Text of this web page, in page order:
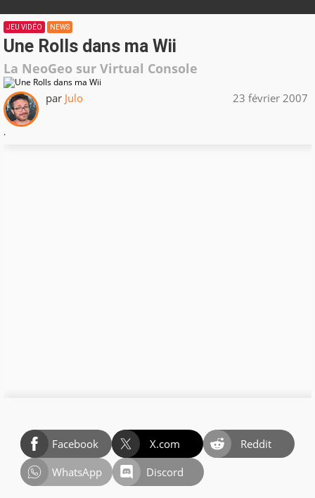
JEU VIDÉO NEWS
Une Rolls dans ma Wii
La NeoGeo sur Virtual Console
par Julo 23 février 2007
.
Facebook X.com
Reddit
WhatsApp
Discord